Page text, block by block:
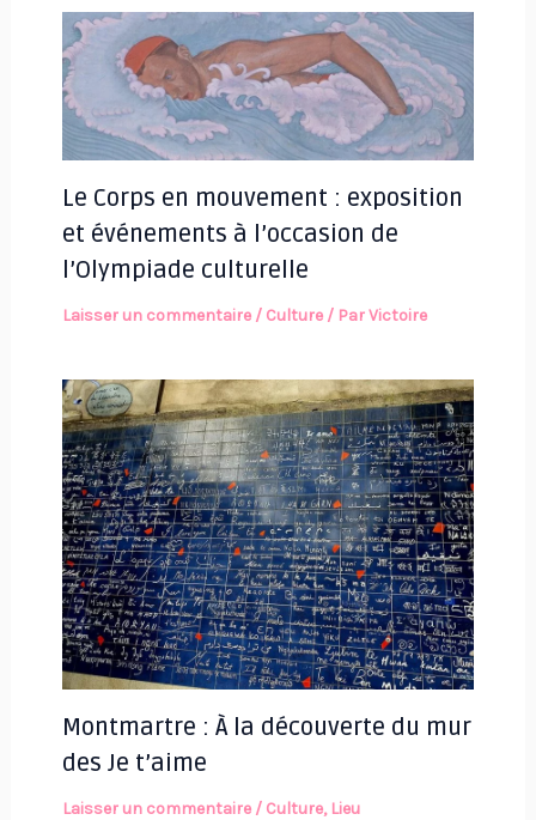
Le Corps en mouvement : exposition
et événements à l’occasion de
l’Olympiade culturelle
Laisser un commentaire / Culture/ ParVictoire
Montmartre : À la découverte du mur
des Je t’aime
Laisser un commentaire / Culture, Lieu